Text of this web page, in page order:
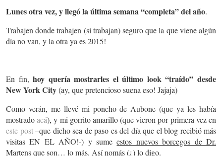
Lunes otra vez, y llegó la última semana “completa” del año.
Trabajen donde trabajen (si trabajan) seguro que la que viene algún
día no van, y la otra ya es 2015!
En fin,hoy quería mostrarles el último look “traído” desde
New York City(ay, que pretencioso suena eso! Jajaja)
Como verán, me llevé mi poncho de Aubone (que ya les había
mostradoacá), y mi gorrito amarillo (que vieron por primera vez en
este post–que dicho sea de paso es del día que el blog recibió más
visitas EN EL AÑO!-) y sumeestos nuevos borcegos de Dr.
Martens que son… lo más. Así nomás (¿) lo digo.